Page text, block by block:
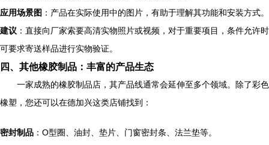
应用场景图 ：产品在实际使用中的图片，有助于理解其功能和安装方式。
建议 ：直接向厂家索要高清实物照片或视频，对于重要项目，条件允许时
可要求寄送样品进行实物验证。
四、其他橡胶制品：丰富的产品生态
一家成熟的橡胶制品店，其产品线通常会延伸至多个领域。除了彩色
橡塑，您还可以在德加兴这类店铺找到：
密封制品 ：O型圈、油封、垫片、门窗密封条、法兰垫等。